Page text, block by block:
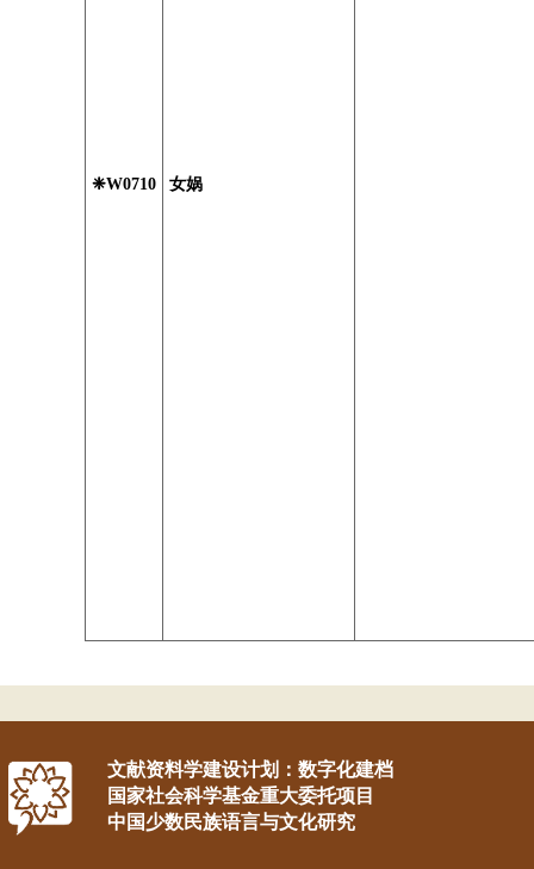
❈W0710 女娲
文献资料学建设计划：数字化建档
国家社会科学基金重大委托项目
中国少数民族语言与文化研究